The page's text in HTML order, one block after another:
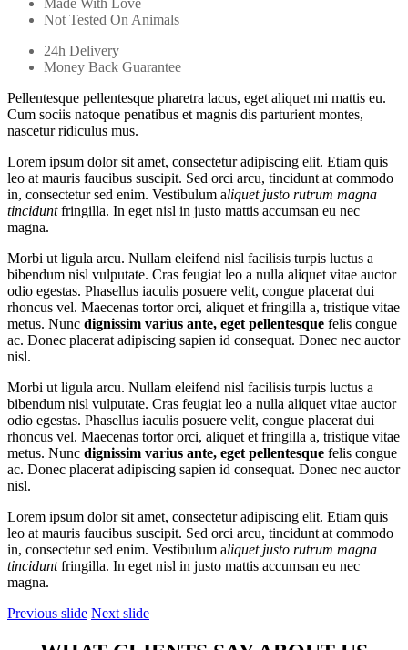
Made With Love
Not Tested On Animals
24h Delivery
Money Back Guarantee
Pellentesque pellentesque pharetra lacus, eget aliquet mi mattis eu.
Cum sociis natoque penatibus et magnis dis parturient montes,
nascetur ridiculus mus.
Lorem ipsum dolor sit amet, consectetur adipiscing elit. Etiam quis
leo at mauris faucibus suscipit. Sed orci arcu, tincidunt at commodo
in, consectetur sed enim. Vestibulum aliquet justo rutrum magna
tinciduntfringilla. In eget nisl in justo mattis accumsan eu nec
magna.
Morbi ut ligula arcu. Nullam eleifend nisl facilisis turpis luctus a
bibendum nisl vulputate. Cras feugiat leo a nulla aliquet vitae auctor
odio egestas. Phasellus iaculis posuere velit, congue placerat dui
rhoncus vel. Maecenas tortor orci, aliquet et fringilla a, tristique vitae
metus. Nunc dignissim varius ante, eget pellentesque felis congue
ac. Donec placerat adipiscing sapien id consequat. Donec nec auctor
nisl.
Morbi ut ligula arcu. Nullam eleifend nisl facilisis turpis luctus a
bibendum nisl vulputate. Cras feugiat leo a nulla aliquet vitae auctor
odio egestas. Phasellus iaculis posuere velit, congue placerat dui
rhoncus vel. Maecenas tortor orci, aliquet et fringilla a, tristique vitae
metus. Nunc dignissim varius ante, eget pellentesque felis congue
ac. Donec placerat adipiscing sapien id consequat. Donec nec auctor
nisl.
Lorem ipsum dolor sit amet, consectetur adipiscing elit. Etiam quis
leo at mauris faucibus suscipit. Sed orci arcu, tincidunt at commodo
in, consectetur sed enim. Vestibulum aliquet justo rutrum magna
tinciduntfringilla. In eget nisl in justo mattis accumsan eu nec
magna.
Previous slide Next slide